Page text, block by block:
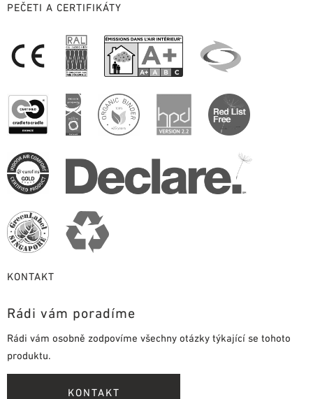
PEČETI A CERTIFIKÁTY
KONTAKT
Rádi vám poradíme
Rádi vám osobně zodpovíme všechny otázky týkající se tohoto
produktu.
KONTAKT